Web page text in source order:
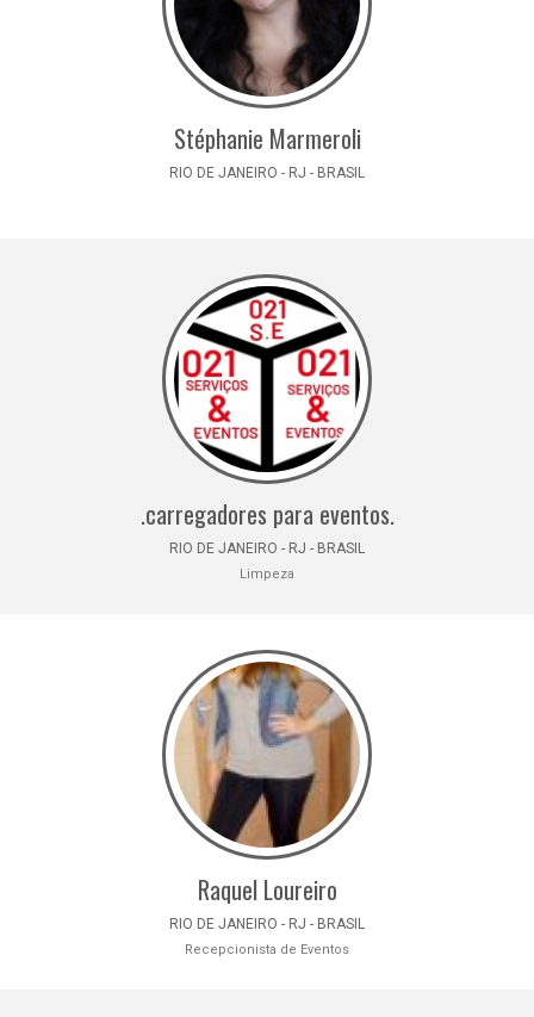
Stéphanie Marmeroli
RIO DE JANEIRO - RJ - BRASIL
.carregadores para eventos.
RIO DE JANEIRO - RJ - BRASIL
Limpeza
Raquel Loureiro
RIO DE JANEIRO - RJ - BRASIL
Recepcionista de Eventos